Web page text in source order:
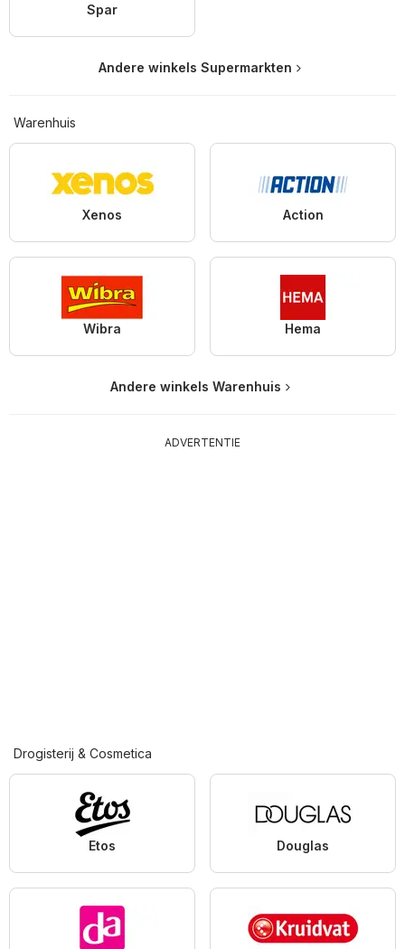
Spar
Andere winkels Supermarkten
Warenhuis
Xenos Action
Wibra Hema
Andere winkels Warenhuis
ADVERTENTIE
Drogisterij & Cosmetica
Etos Douglas